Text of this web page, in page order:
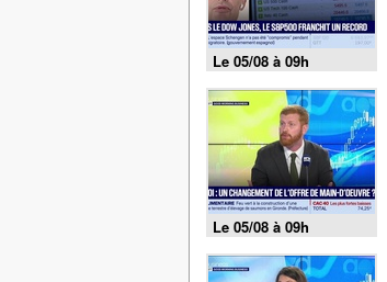
Le 05/08 à 09h
Le 05/08 à 09h